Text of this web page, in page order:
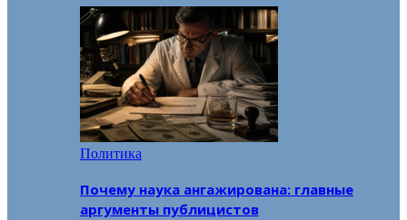
Политика
Почему наука ангажирована: главные
аргументы публицистов